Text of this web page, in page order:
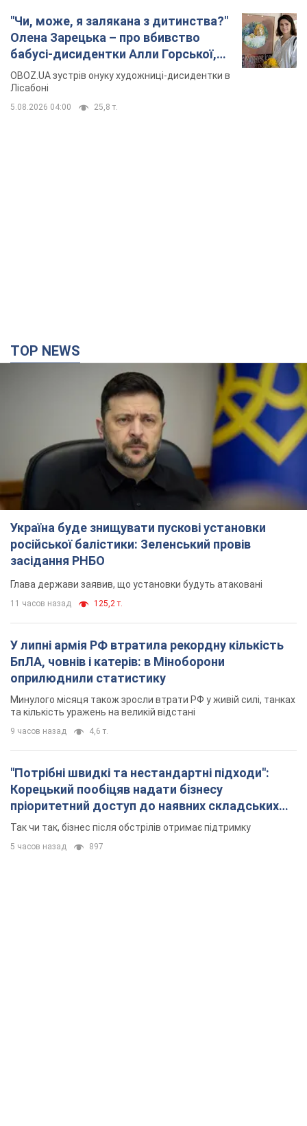
"Чи, може, я залякана з дитинства?"
Олена Зарецька – про вбивство
бабусі-дисидентки Алли Горської,
критику Дмитра Стуса та втечу в
Португалію з 5 дітьми
OBOZ.UA зустрів онуку художниці-дисидентки в
Лісабоні
5.08.2026 04:00 25,8 т.
TOP NEWS
Україна буде знищувати пускові установки
російської балістики: Зеленський провів
засідання РНБО
Глава держави заявив, що установки будуть атаковані
11 часов назад 125,2 т.
У липні армія РФ втратила рекордну кількість
БпЛА, човнів і катерів: в Міноборони
оприлюднили статистику
Минулого місяця також зросли втрати РФ у живій силі, танках
та кількість уражень на великій відстані
9 часов назад 4,6 т.
"Потрібні швидкі та нестандартні підходи":
Корецький пообіцяв надати бізнесу
пріоритетний доступ до наявних складських
приміщень
Так чи так, бізнес після обстрілів отримає підтримку
5 часов назад 897